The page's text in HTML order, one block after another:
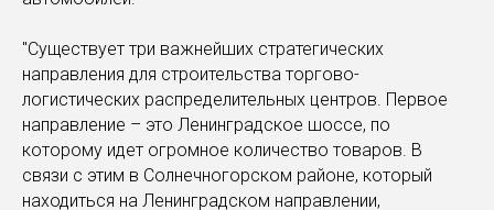
"Существует три важнейших стратегических
направления для строительства торгово-
логистических распределительных центров. Первое
направление – это Ленинградское шоссе, по
которому идет огромное количество товаров. В
связи с этим в Солнечногорском районе, который
находиться на Ленинградском направлении,